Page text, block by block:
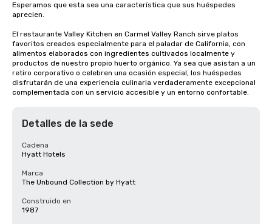
Esperamos que esta sea una característica que sus huéspedes
aprecien.
El restaurante Valley Kitchen en Carmel Valley Ranch sirve platos
favoritos creados especialmente para el paladar de California, con
alimentos elaborados con ingredientes cultivados localmente y
productos de nuestro propio huerto orgánico. Ya sea que asistan a un
retiro corporativo o celebren una ocasión especial, los huéspedes
disfrutarán de una experiencia culinaria verdaderamente excepcional
complementada con un servicio accesible y un entorno confortable.
Detalles de la sede
Cadena
Hyatt Hotels
Marca
The Unbound Collection by Hyatt
Construido en
1987